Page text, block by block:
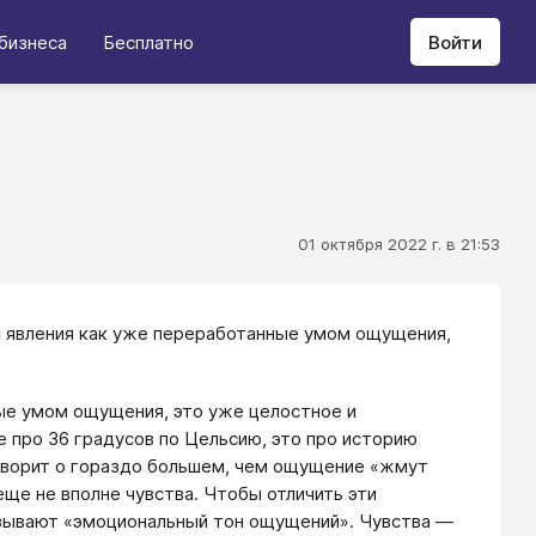
Бесплатно Войти
01 октября 2022 г. в 21:53
явления как уже переработанные умом ощущения,
умом ощущения, это уже целостное и
36 градусов по Цельсию, это про историю
о гораздо большем, чем ощущение «жмут
не вполне чувства. Чтобы отличить эти
«эмоциональный тон ощущений». Чувства —